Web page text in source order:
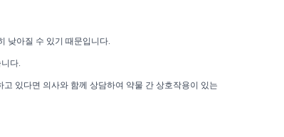
낮아질 수 있기 때문입니다.
다.
있다면 의사와 함께 상담하여 약물 간 상호작용이 있는